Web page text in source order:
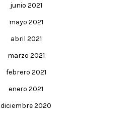
junio 2021
mayo 2021
abril 2021
marzo 2021
febrero 2021
enero 2021
diciembre 2020